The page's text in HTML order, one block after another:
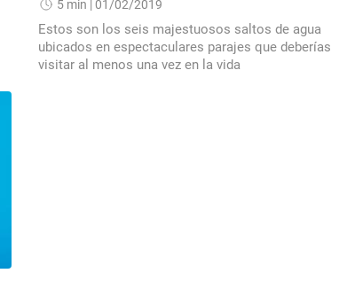
5 min | 01/02/2019
Estos son los seis majestuosos saltos de agua
ubicados en espectaculares parajes que deberías
visitar al menos una vez en la vida